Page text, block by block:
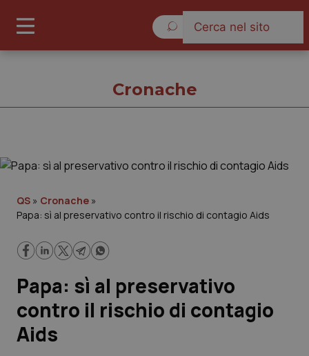
Cronache
Lavoro e Professioni
Scienza e Farmaci
Cronache
QS » Cronache »
Papa: sì al preservativo contro il rischio di contagio Aids
Papa: sì al preservativo
contro il rischio di contagio
Aids